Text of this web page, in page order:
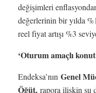
değişimleri
değerlerinin bir yılda
reel fiyat artışı %3
‘Oturum amaçlı
Endeksa’nın Genel
Öğüt, rapora ilişkin şu